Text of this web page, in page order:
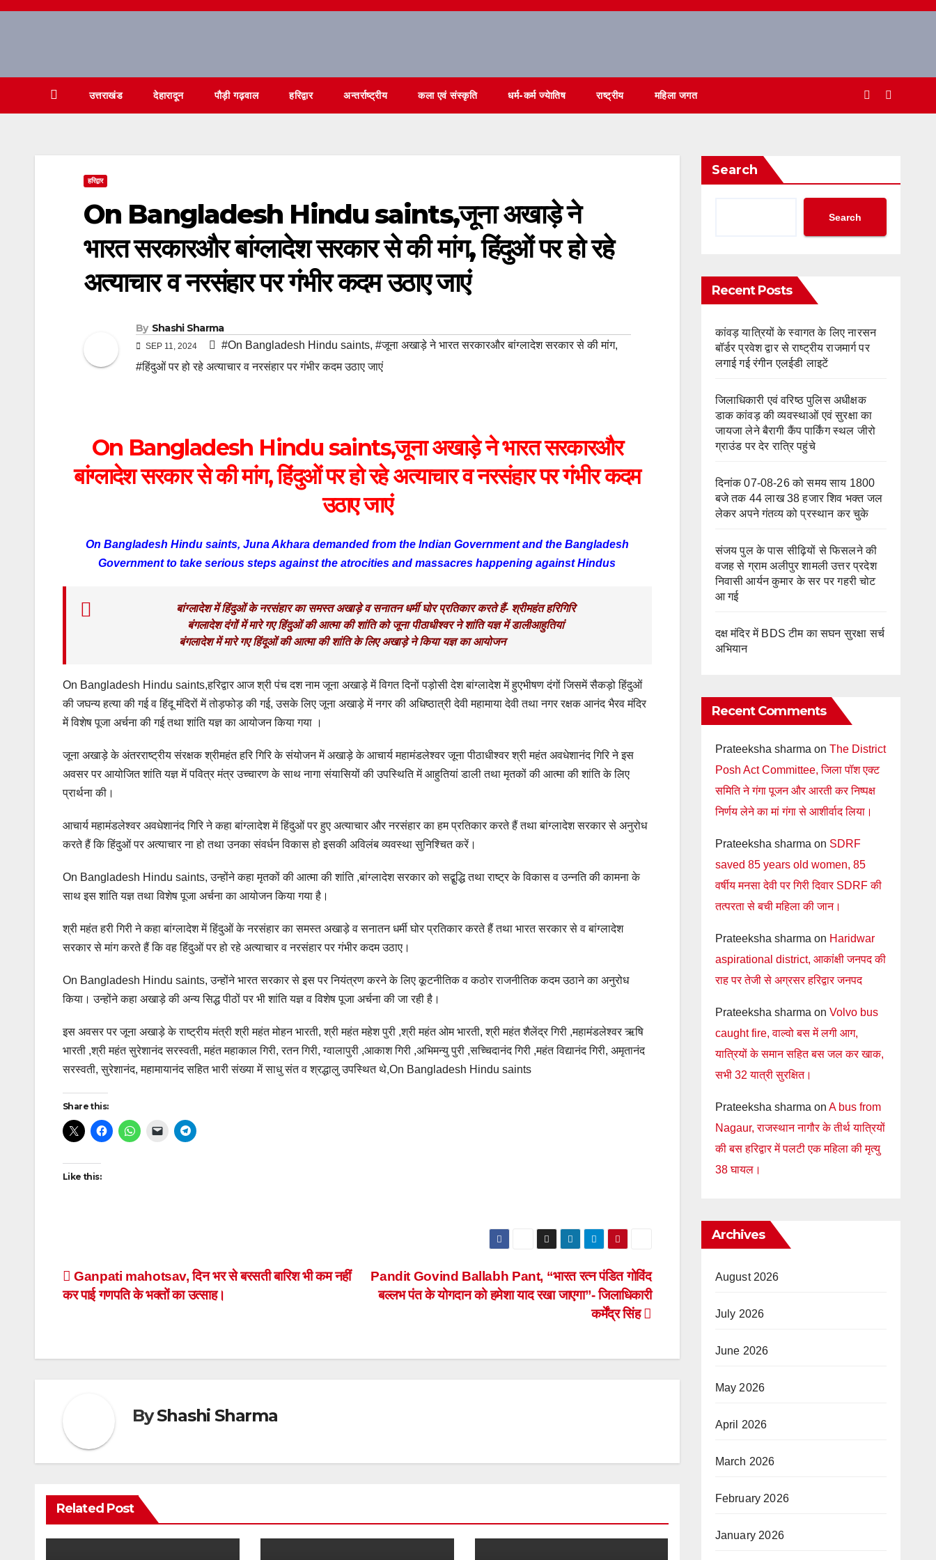
Skip
उत्तराखंड देहारादून पौड़ी गढ़वाल हरिद्वार अन्तर्राष्ट्रीय कला एवं संस्कृति धर्म-कर्म ज्येातिष राष्ट्रीय महिला जगत
हरिद्वार
On Bangladesh Hindu saints,जूना अखाड़े ने
भारत सरकारऔर बांग्लादेश सरकार से की मांग, हिंदुओं पर हो रहे
अत्याचार व नरसंहार पर गंभीर कदम उठाए जाएं
By Shashi Sharma
SEP 11, 2024 #On Bangladesh Hindu saints, #जूना अखाड़े ने भारत सरकारऔर बांग्लादेश सरकार से की मांग,
#हिंदुओं पर हो रहे अत्याचार व नरसंहार पर गंभीर कदम उठाए जाएं
On Bangladesh Hindu saints,जूना अखाड़े ने भारत सरकारऔर
बांग्लादेश सरकार से की मांग, हिंदुओं पर हो रहे अत्याचार व नरसंहार पर गंभीर कदम
उठाए जाएं
On Bangladesh Hindu saints, Juna Akhara demanded from the Indian Government and the Bangladesh
Government to take serious steps against the atrocities and massacres happening against Hindus
बांग्लादेश में हिंदुओं के नरसंहार का समस्त अखाड़े व सनातन धर्मी घोर प्रतिकार करते हैं- श्रीमहंत हरिगिरि
बंगलादेश दंगों में मारे गए हिंदुओं की आत्मा की शांति को जूना पीठाधीश्वर ने शांति यज्ञ में डालीआहुतियां
बंगलादेश में मारे गए हिंदूओं की आत्मा की शांति के लिए अखाड़े ने किया यज्ञ का आयोजन
On Bangladesh Hindu saints,हरिद्वार आज श्री पंच दश नाम जूना अखाड़े में विगत दिनों पड़ोसी देश बांग्लादेश में हुएभीषण दंगों जिसमें सैकड़ो हिंदुओं
की जघन्य हत्या की गई व हिंदू मंदिरों में तोड़फोड़ की गई, उसके लिए जूना अखाड़े में नगर की अधिष्ठात्री देवी महामाया देवी तथा नगर रक्षक आनंद भैरव मंदिर
में विशेष पूजा अर्चना की गई तथा शांति यज्ञ का आयोजन किया गया ।
जूना अखाड़े के अंतरराष्ट्रीय संरक्षक श्रीमहंत हरि गिरि के संयोजन में अखाड़े के आचार्य महामंडलेश्वर जूना पीठाधीश्वर श्री महंत अवधेशानंद गिरि ने इस
अवसर पर आयोजित शांति यज्ञ में पवित्र मंत्र उच्चारण के साथ नागा संयासियों की उपस्थिति में आहुतियां डाली तथा मृतकों की आत्मा की शांति के लिए
प्रार्थना की।
आचार्य महामंडलेश्वर अवधेशानंद गिरि ने कहा बांग्लादेश में हिंदुओं पर हुए अत्याचार और नरसंहार का हम प्रतिकार करते हैं तथा बांग्लादेश सरकार से अनुरोध
करते हैं कि हिंदुओं पर अत्याचार ना हो तथा उनका संवर्धन विकास हो इसकी अविलंब व्यवस्था सुनिश्चित करें।
On Bangladesh Hindu saints, उन्होंने कहा मृतकों की आत्मा की शांति ,बांग्लादेश सरकार को सद्बुद्धि तथा राष्ट्र के विकास व उन्नति की कामना के
साथ इस शांति यज्ञ तथा विशेष पूजा अर्चना का आयोजन किया गया है।
श्री महंत हरी गिरी ने कहा बांग्लादेश में हिंदुओं के नरसंहार का समस्त अखाड़े व सनातन धर्मी घोर प्रतिकार करते हैं तथा भारत सरकार से व बांग्लादेश
सरकार से मांग करते हैं कि वह हिंदुओं पर हो रहे अत्याचार व नरसंहार पर गंभीर कदम उठाए।
On Bangladesh Hindu saints, उन्होंने भारत सरकार से इस पर नियंत्रण करने के लिए कूटनीतिक व कठोर राजनीतिक कदम उठाने का अनुरोध
किया। उन्होंने कहा अखाड़े की अन्य सिद्ध पीठों पर भी शांति यज्ञ व विशेष पूजा अर्चना की जा रही है।
इस अवसर पर जूना अखाड़े के राष्ट्रीय मंत्री श्री महंत मोहन भारती, श्री महंत महेश पुरी ,श्री महंत ओम भारती, श्री महंत शैलेंद्र गिरी ,महामंडलेश्वर ऋषि
भारती ,श्री महंत सुरेशानंद सरस्वती, महंत महाकाल गिरी, रतन गिरी, ग्वालापुरी ,आकाश गिरी ,अभिमन्यु पुरी ,सच्चिदानंद गिरी ,महंत विद्यानंद गिरी, अमृतानंद
सरस्वती, सुरेशानंद, महामायानंद सहित भारी संख्या में साधु संत व श्रद्धालु उपस्थित थे,On Bangladesh Hindu saints
Share this:
Like this:
Post
navigation
Pandit Govind Ballabh Pant, “भारत रत्न पंडित गोविंद
बल्लभ पंत के योगदान को हमेशा याद रखा जाएगा”- जिलाधिकारी
कर्मेंद्र सिंह
Ganpati mahotsav, दिन भर से बरसती बारिश भी कम नहीं
कर पाई गणपति के भक्तों का उत्साह।
ByShashi Sharma
Related Post
Search
Search
Recent Posts
कांवड़ यात्रियों के स्वागत के लिए नारसन
बॉर्डर प्रवेश द्वार से राष्ट्रीय राजमार्ग पर
लगाई गई रंगीन एलईडी लाइटें
जिलाधिकारी एवं वरिष्ठ पुलिस अधीक्षक
डाक कांवड़ की व्यवस्थाओं एवं सुरक्षा का
जायजा लेने बैरागी कैंप पार्किंग स्थल जीरो
ग्राउंड पर देर रात्रि पहुंचे
दिनांक 07-08-26 को समय साय 1800
बजे तक 44 लाख 38 हजार शिव भक्त जल
लेकर अपने गंतव्य को प्रस्थान कर चुके
संजय पुल के पास सीढ़ियों से फिसलने की
वजह से ग्राम अलीपुर शामली उत्तर प्रदेश
निवासी आर्यन कुमार के सर पर गहरी चोट
आ गई
दक्ष मंदिर में BDS टीम का सघन सुरक्षा सर्च
अभियान
Recent Comments
Prateeksha sharma on The District
Posh Act Committee, जिला पॉश एक्ट
समिति ने गंगा पूजन और आरती कर निष्पक्ष
निर्णय लेने का मां गंगा से आशीर्वाद लिया।
Prateeksha sharma on SDRF
saved 85 years old women, 85
वर्षीय मनसा देवी पर गिरी दिवार SDRF की
तत्परता से बची महिला की जान।
Prateeksha sharma on Haridwar
aspirational district, आकांक्षी जनपद की
राह पर तेजी से अग्रसर हरिद्वार जनपद
Prateeksha sharma on Volvo bus
caught fire, वाल्वो बस में लगी आग,
यात्रियों के समान सहित बस जल कर खाक,
सभी 32 यात्री सुरक्षित।
Prateeksha sharma on A bus from
Nagaur, राजस्थान नागौर के तीर्थ यात्रियों
की बस हरिद्वार में पलटी एक महिला की मृत्यु
38 घायल।
Archives
August 2026
July 2026
June 2026
May 2026
April 2026
March 2026
February 2026
January 2026